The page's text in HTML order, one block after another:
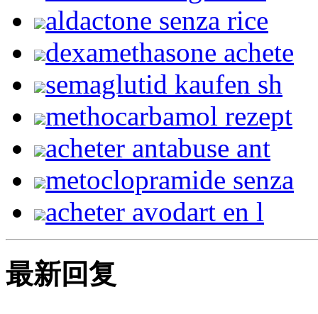
aldactone senza rice
dexamethasone achete
semaglutid kaufen sh
methocarbamol rezept
acheter antabuse ant
metoclopramide senza
acheter avodart en l
最新回复